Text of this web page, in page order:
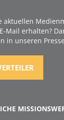
aktuellen
Mail erhalten?
in unseren